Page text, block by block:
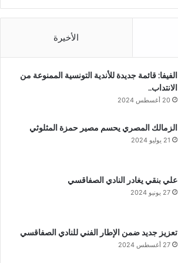
الأخيرة
الفيفا: قائمة جديدة للأندية التونسية الممنوعة من
الانتداب..
20 أغسطس 2024
الزمالك المصري يحسم مصير حمزة المثلوثي
21 يوليو 2024
علي بنقي يغادر النادي الصفاقسي
27 يونيو 2024
تعزيز جديد ضمن الإطار الفني للنادي الصفاقسي
27 أغسطس 2024